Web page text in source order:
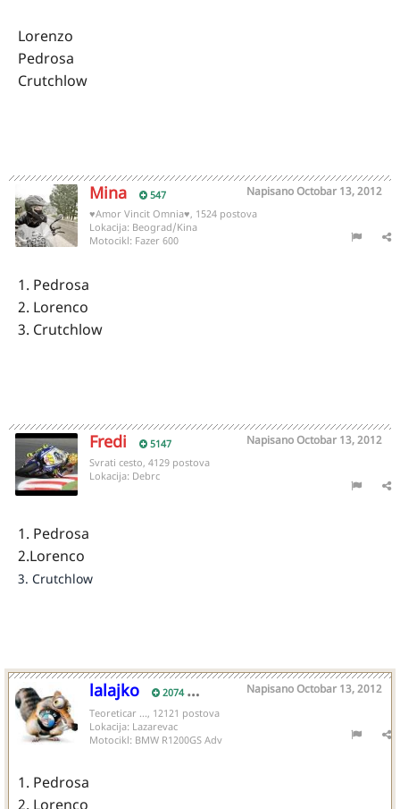
Lorenzo
Pedrosa
Crutchlow
Mina 547 NapisanoOctobar 13, 2012
♥Amor Vincit Omnia♥, 1524 postova
Lokacija: Beograd/Kina
Motocikl: Fazer 600
1. Pedrosa
2. Lorenco
3. Crutchlow
Fredi 5147 NapisanoOctobar 13, 2012
Svrati cesto, 4129 postova
Lokacija: Debrc
1. Pedrosa
2.Lorenco
3. Crutchlow
lalajko 2074 NapisanoOctobar 13, 2012
Teoreticar ..., 12121 postova
Lokacija: Lazarevac
Motocikl: BMW R1200GS Adv
1. Pedrosa
2. Lorenco